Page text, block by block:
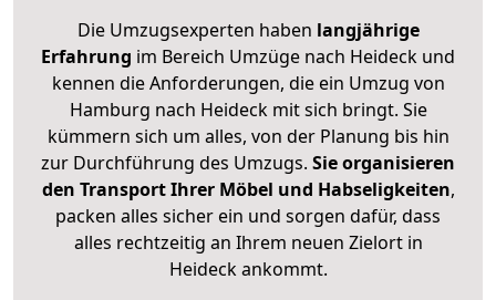
Die Umzugsexperten haben langjährige
Erfahrung im Bereich Umzüge nach Heideck und
kennen die Anforderungen, die ein Umzug von
Hamburg nach Heideck mit sich bringt. Sie
kümmern sich um alles, von der Planung bis hin
zur Durchführung des Umzugs. Sie organisieren
den Transport Ihrer Möbel und Habseligkeiten,
packen alles sicher ein und sorgen dafür, dass
alles rechtzeitig an Ihrem neuen Zielort in
Heideck ankommt.